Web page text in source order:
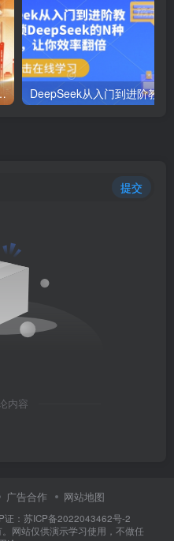
单小白轻松上手【揭秘】
提交
内容
广告合作 网站地图
：苏ICP备2022043462号-2
网站仅供演示学习使用，不做任